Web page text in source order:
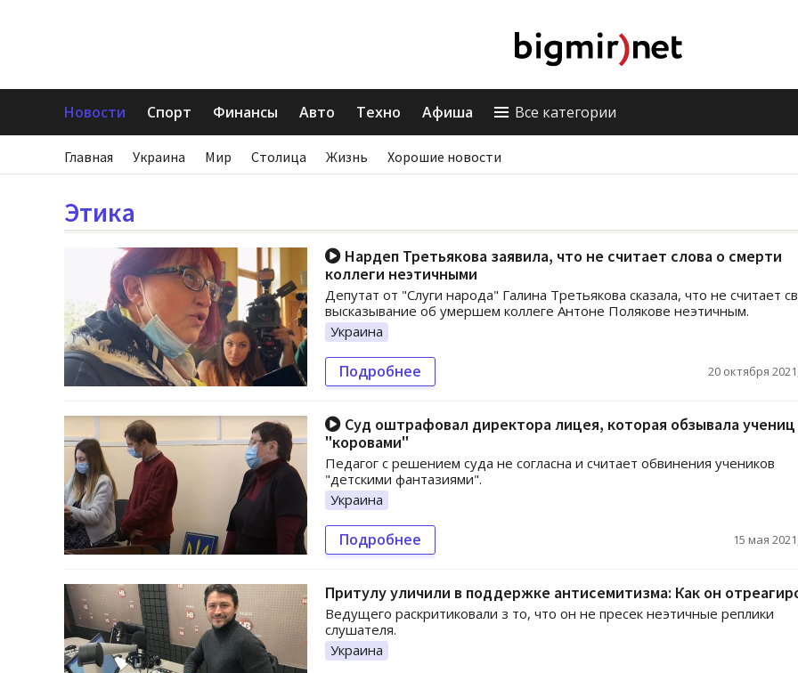
Новости Спорт Финансы Авто Техно Афиша Все категории
Главная Украина Мир Столица Жизнь Хорошие новости
Этика
Нардеп Третьякова заявила, что не считает слова о смерти
коллеги неэтичными
Депутат от "Слуги народа" Галина Третьякова сказала, что не считает
высказывание об умершем коллеге Антоне Полякове неэтичным.
Украина
Подробнее 20 октября
Суд оштрафовал директора лицея, которая обзывала учениц
"коровами"
Педагог с решением суда не согласна и считает обвинения учеников
"детскими фантазиями".
Украина
Подробнее 15 мая
Притулу уличили в поддержке антисемитизма: Как он
Ведущего раскритиковали з то, что он не пресек неэтичные реплики
слушателя.
Украина